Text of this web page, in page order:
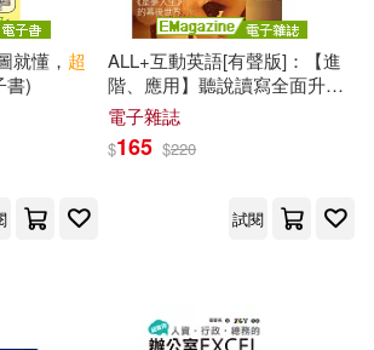
欣怡(1)
前沿文化(1)
劉國棋(1)
就懂， 超
書)
ALL+互動英語[有聲版]：【進
階、應用】聽說讀寫全面升級
2026年2月號第255期 (電子雜
誌)
電子雜誌
$165 $220
試閱